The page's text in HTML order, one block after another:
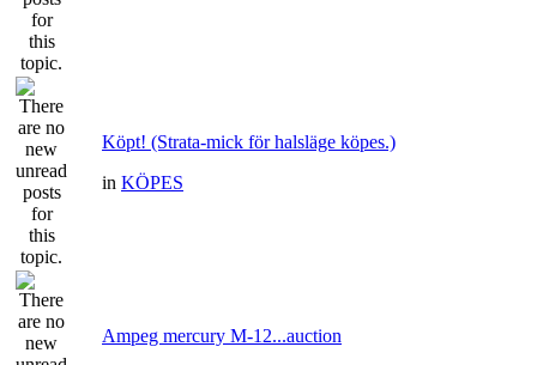
Köpt! (Strata-mick för halsläge köpes.)
in KÖPES
Ampeg mercury M-12...auction